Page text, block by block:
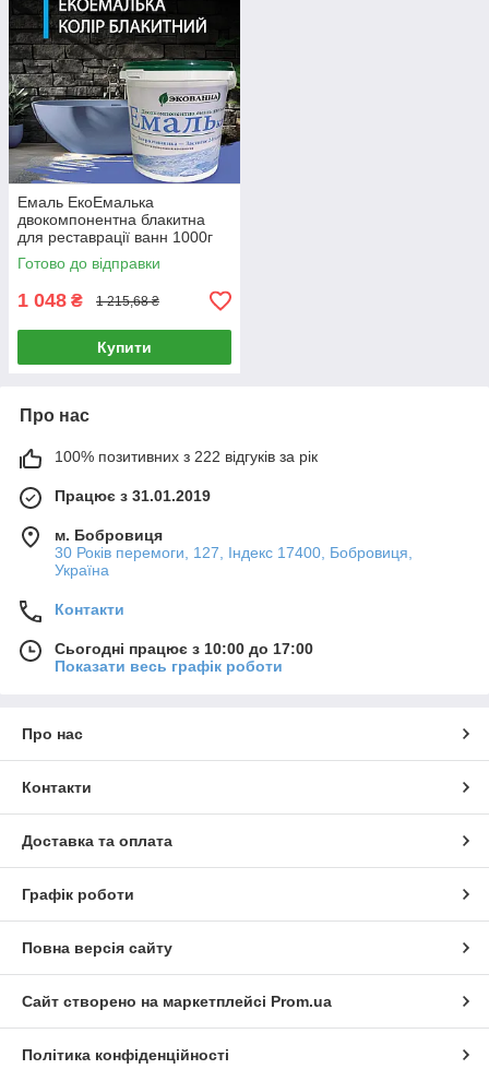
Емаль ЕкоЕмалька
двокомпонентна блакитна
для реставрації ванн 1000г
глянцева епоксидна
Готово до відправки
1 048 ₴ 1 215,68 ₴
Купити
Про нас
100% позитивних з 222 відгуків за рік
Працює з 31.01.2019
м. Бобровиця
30 Років перемоги, 127, Індекс 17400, Бобровиця,
Україна
Контакти
Сьогодні працює з 10:00 до 17:00
Показати весь графік роботи
Про нас
Контакти
Доставка та оплата
Графік роботи
Повна версія сайту
Сайт створено на маркетплейсі Prom.ua
Політика конфіденційності